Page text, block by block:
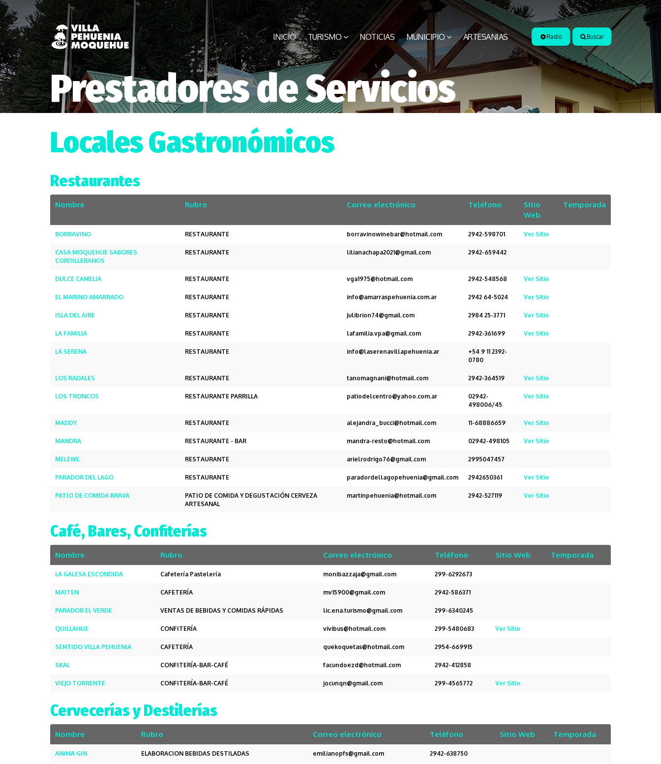
Radio Buscar
INICIO TURISMO NOTICIAS MUNICIPIO ARTESANIAS
Prestadores de Servicios
Locales Gastronómicos
Restaurantes
Nombre Rubro Correo electrónico Teléfono
Sitio
Web
Temporada
BORRAVINO RESTAURANTE borravinowinebar@hotmail.com 2942-598701 Ver Sitio
CASA MOQUEHUE SABORES
CORDILLERANOS
RESTAURANTE lilianachapa2021@gmail.com 2942-659442
DULCE CAMELIA RESTAURANTE vga1975@hotmail.com 2942-548568 Ver Sitio
EL MARINO AMARRADO RESTAURANTE info@amarraspehuenia.com.ar 2942 64-5024 Ver Sitio
ISLA DEL AIRE RESTAURANTE Julibrion74@gmail.com 2984 25-3771 Ver Sitio
LA FAMILIA RESTAURANTE lafamilia.vpa@gmail.com 2942-361699 Ver Sitio
LA SERENA RESTAURANTE info@laserenavillapehuenia.ar
+54 9 11 2392-
0780
LOS RADALES RESTAURANTE tanomagnani@hotmail.com 2942-364519 Ver Sitio
LOS TRONCOS RESTAURANTE PARRILLA patiodelcentro@yahoo.com.ar
02942-
498006/45
Ver Sitio
MADDY RESTAURANTE alejandra_bucci@hotmail.com 11-68886659 Ver Sitio
MANDRA RESTAURANTE - BAR mandra-resto@hotmail.com 02942-498105 Ver Sitio
MELEWE RESTAURANTE arielrodrigo76@gmail.com 2995047457
PARADOR DEL LAGO RESTAURANTE paradordellagopehuenia@gmail.com 2942650361 Ver Sitio
PATIO DE COMIDA BRAVA
PATIO DE COMIDA Y DEGUSTACIÓN CERVEZA
ARTESANAL
martinpehuenia@hotmail.com 2942-527119 Ver Sitio
Café, Bares, Confiterías
Nombre Rubro Correo electrónico Teléfono Sitio Web Temporada
LA GALESA ESCONDIDA Cafetería Pastelería monibazzaja@gmail.com 299-6292673
MAITEN CAFETERÍA mv15900@gmail.com 2942-586371
PARADOR EL VERDE VENTAS DE BEBIDAS Y COMIDAS RÁPIDAS lic.ena.turismo@gmail.com 299-6340245
QUILLAHUE CONFITERÍA vivibus@hotmail.com 299-5480683 Ver Sitio
SENTIDO VILLA PEHUENIA CAFETERÍA quekoquetas@hotmail.com 2954-669915
SKAL CONFITERÍA-BAR-CAFÉ facundoezd@hotmail.com 2942-412858
VIEJO TORRENTE CONFITERÍA-BAR-CAFÉ jocunqn@gmail.com 299-4565772 Ver Sitio
Cervecerías y Destilerías
Nombre Rubro Correo electrónico Teléfono Sitio Web Temporada
ANIMA GIN ELABORACION BEBIDAS DESTILADAS emilianopfs@gmail.com 2942-638750